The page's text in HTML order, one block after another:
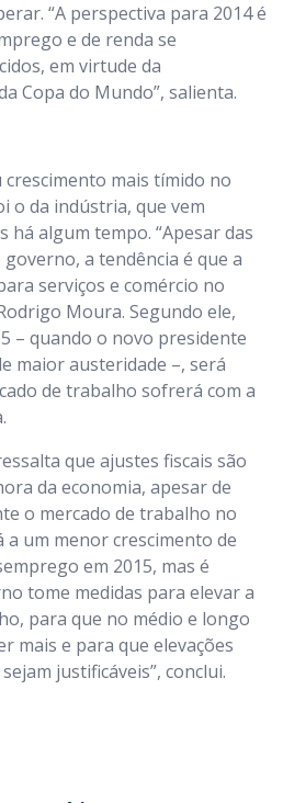
“A perspectiva para 2014 é
e de renda se
em virtude da
Copa do Mundo”, salienta.
mais tímido no
o da indústria, que vem
algum tempo. “Apesar das
a tendência é que a
serviços e comércio no
Moura. Segundo ele,
– quando o novo presidente
maior austeridade –, será
de trabalho sofrerá com a
que ajustes fiscais são
da economia, apesar de
o mercado de trabalho no
a um menor crescimento de
em 2015, mas é
tome medidas para elevar a
para que no médio e longo
mais e para que elevações
justificáveis”, conclui.